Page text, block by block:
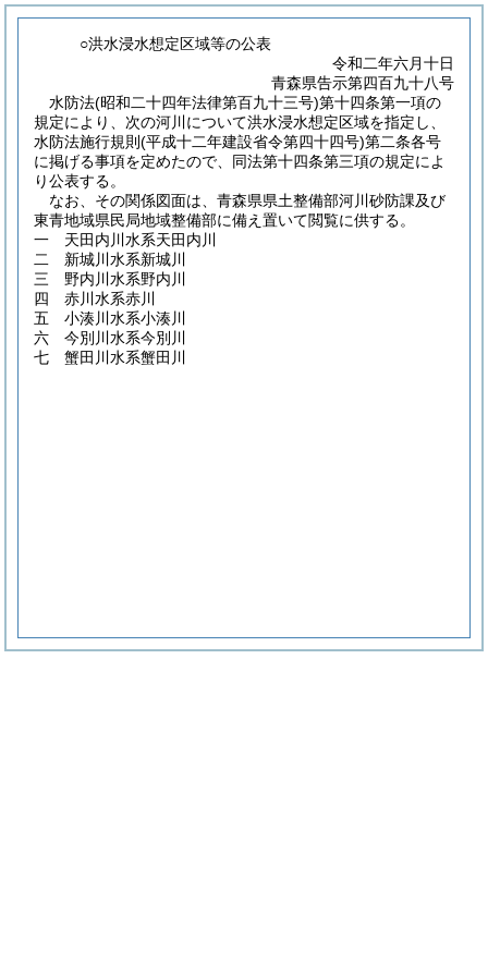
○洪水浸水想定区域等の公表
令和二年六月十日
青森県告示第四百九十八号
水防法(昭和二十四年法律第百九十三号)第十四条第一項の
規定により、次の河川について洪水浸水想定区域を指定し、
水防法施行規則 (平成十二年建設省令第四十四号)第二条各号
に掲げる事項を定めたので、同法第十四条第三項の規定によ
り公表する。
なお、その関係図面は、青森県県土整備部河川砂防課及び
東青地域県民局地域整備部に備え置いて閲覧に供する。
一 天田内川水系天田内川
二 新城川水系新城川
三 野内川水系野内川
四 赤川水系赤川
五 小湊川水系小湊川
六 今別川水系今別川
七 蟹田川水系蟹田川